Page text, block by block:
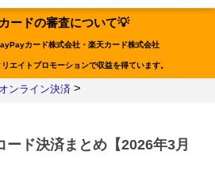
ードの審査について💡
カード株式会社・楽天カード株式会社
エイトプロモーションで収益を得ています。
ンライン決済 >
ード決済まとめ【2026年3月